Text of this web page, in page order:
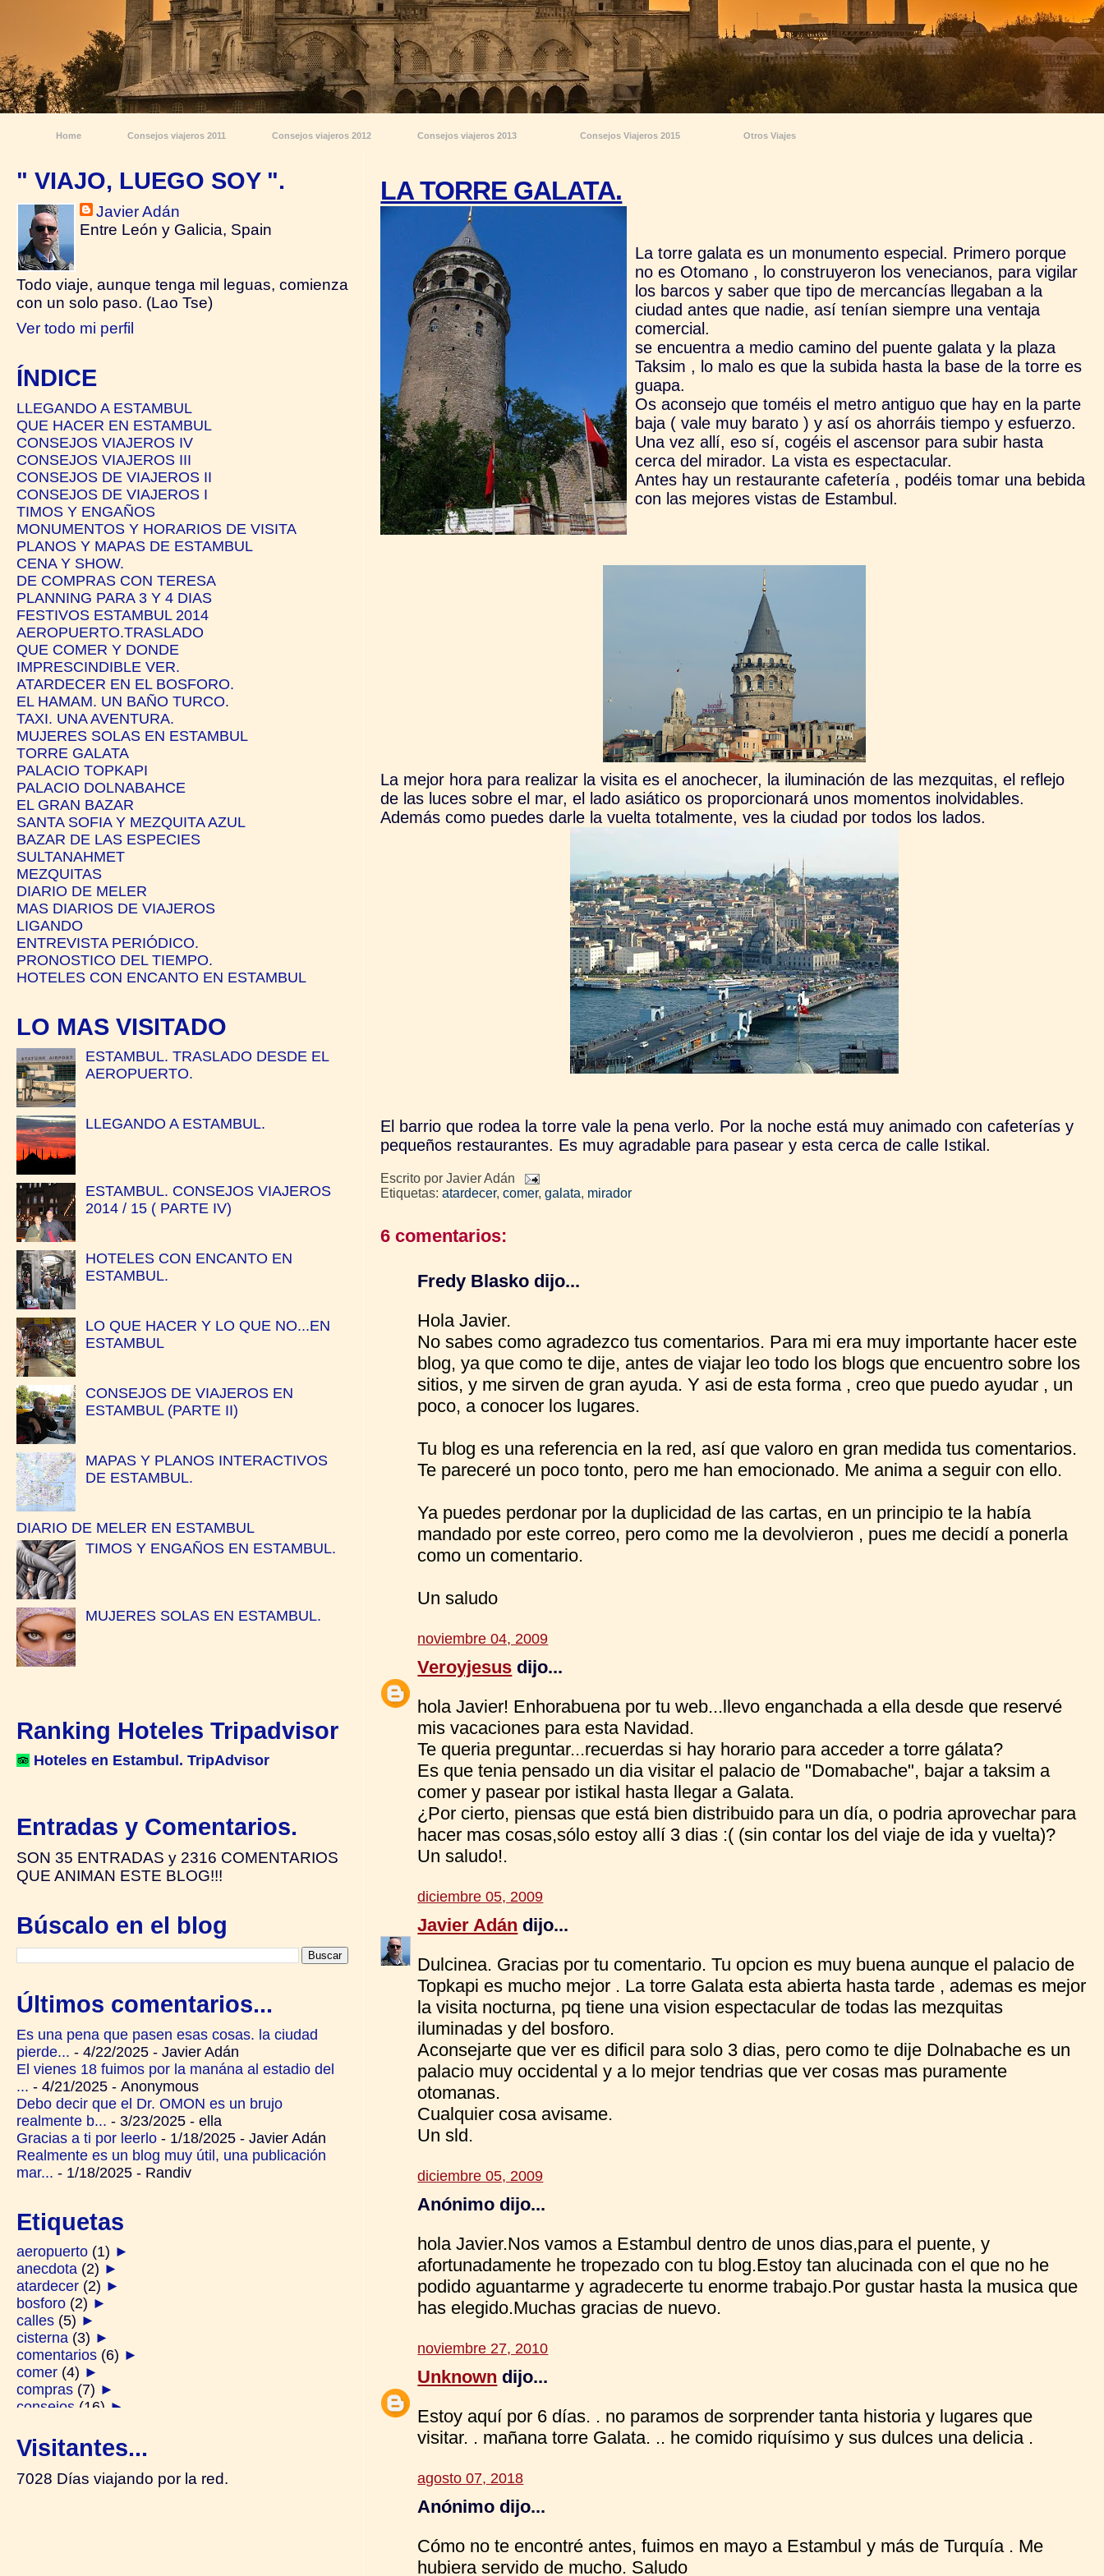
Home Consejos viajeros 2011 Consejos viajeros 2012 Consejos viajeros 2013 Consejos Viajeros 2015 Otros Viajes
LA TORRE GALATA.
La torre galata es un monumento especial. Primero porque
no es Otomano , lo construyeron los venecianos, para vigilar
los barcos y saber que tipo de mercancías llegaban a la
ciudad antes que nadie, así tenían siempre una ventaja
comercial.
se encuentra a medio camino del puente galata y la plaza
Taksim , lo malo es que la subida hasta la base de la torre es
guapa.
Os aconsejo que toméis el metro antiguo que hay en la parte
baja ( vale muy barato ) y así os ahorráis tiempo y esfuerzo.
Una vez allí, eso sí, cogéis el ascensor para subir hasta
cerca del mirador. La vista es espectacular.
Antes hay un restaurante cafetería , podéis tomar una bebida
con las mejores vistas de Estambul.
La mejor hora para realizar la visita es el anochecer, la iluminación de las mezquitas, el reflejo
de las luces sobre el mar, el lado asiático os proporcionará unos momentos inolvidables.
Además como puedes darle la vuelta totalmente, ves la ciudad por todos los lados.
El barrio que rodea la torre vale la pena verlo. Por la noche está muy animado con cafeterías y
pequeños restaurantes. Es muy agradable para pasear y esta cerca de calle Istikal.
Escrito porJavier Adán
Etiquetas:atardecer,comer,galata, mirador
6 comentarios:
Fredy Blasko dijo...
Hola Javier.
No sabes como agradezco tus comentarios. Para mi era muy importante hacer este
blog, ya que como te dije, antes de viajar leo todo los blogs que encuentro sobre los
sitios, y me sirven de gran ayuda. Y asi de esta forma , creo que puedo ayudar , un
poco, a conocer los lugares.
Tu blog es una referencia en la red, así que valoro en gran medida tus comentarios.
Te pareceré un poco tonto, pero me han emocionado. Me anima a seguir con ello.
Ya puedes perdonar por la duplicidad de las cartas, en un principio te la había
mandado por este correo, pero como me la devolvieron , pues me decidí a ponerla
como un comentario.
Un saludo
noviembre 04, 2009
Veroyjesus dijo...
hola Javier! Enhorabuena por tu web...llevo enganchada a ella desde que reservé
mis vacaciones para esta Navidad.
Te queria preguntar...recuerdas si hay horario para acceder a torre gálata?
Es que tenia pensado un dia visitar el palacio de "Domabache", bajar a taksim a
comer y pasear por istikal hasta llegar a Galata.
¿Por cierto, piensas que está bien distribuido para un día, o podria aprovechar para
hacer mas cosas,sólo estoy allí 3 dias :( (sin contar los del viaje de ida y vuelta)?
Un saludo!.
diciembre 05, 2009
Javier Adán dijo...
Dulcinea. Gracias por tu comentario. Tu opcion es muy buena aunque el palacio de
Topkapi es mucho mejor . La torre Galata esta abierta hasta tarde , ademas es mejor
la visita nocturna, pq tiene una vision espectacular de todas las mezquitas
iluminadas y del bosforo.
Aconsejarte que ver es dificil para solo 3 dias, pero como te dije Dolnabache es un
palacio muy occidental y a lo mejor tendrias que ver cosas mas puramente
otomanas.
Cualquier cosa avisame.
Un sld.
diciembre 05, 2009
Anónimo dijo...
hola Javier.Nos vamos a Estambul dentro de unos dias,para el puente, y
afortunadamente he tropezado con tu blog.Estoy tan alucinada con el que no he
podido aguantarme y agradecerte tu enorme trabajo.Por gustar hasta la musica que
has elegido.Muchas gracias de nuevo.
noviembre 27, 2010
Unknown dijo...
Estoy aquí por 6 días. . no paramos de sorprender tanta historia y lugares que
visitar. . mañana torre Galata. .. he comido riquísimo y sus dulces una delicia .
agosto 07, 2018
Anónimo dijo...
Cómo no te encontré antes, fuimos en mayo a Estambul y más de Turquía . Me
hubiera servido de mucho. Saludo
" VIAJO, LUEGO SOY ".
Javier Adán
Entre León y Galicia, Spain
Todo viaje, aunque tenga mil leguas, comienza
con un solo paso. (Lao Tse)
Ver todo mi perfil
ÍNDICE
LLEGANDO A ESTAMBUL
QUE HACER EN ESTAMBUL
CONSEJOS VIAJEROS IV
CONSEJOS VIAJEROS III
CONSEJOS DE VIAJEROS II
CONSEJOS DE VIAJEROS I
TIMOS Y ENGAÑOS
MONUMENTOS Y HORARIOS DE VISITA
PLANOS Y MAPAS DE ESTAMBUL
CENA Y SHOW.
DE COMPRAS CON TERESA
PLANNING PARA 3 Y 4 DIAS
FESTIVOS ESTAMBUL 2014
AEROPUERTO.TRASLADO
QUE COMER Y DONDE
IMPRESCINDIBLE VER.
ATARDECER EN EL BOSFORO.
EL HAMAM. UN BAÑO TURCO.
TAXI. UNA AVENTURA.
MUJERES SOLAS EN ESTAMBUL
TORRE GALATA
PALACIO TOPKAPI
PALACIO DOLNABAHCE
EL GRAN BAZAR
SANTA SOFIA Y MEZQUITA AZUL
BAZAR DE LAS ESPECIES
SULTANAHMET
MEZQUITAS
DIARIO DE MELER
MAS DIARIOS DE VIAJEROS
LIGANDO
ENTREVISTA PERIÓDICO.
PRONOSTICO DEL TIEMPO.
HOTELES CON ENCANTO EN ESTAMBUL
LO MAS VISITADO
ESTAMBUL. TRASLADO DESDE EL
AEROPUERTO.
LLEGANDO A ESTAMBUL.
ESTAMBUL. CONSEJOS VIAJEROS
2014 / 15 ( PARTE IV)
HOTELES CON ENCANTO EN
ESTAMBUL.
LO QUE HACER Y LO QUE NO...EN
ESTAMBUL
CONSEJOS DE VIAJEROS EN
ESTAMBUL (PARTE II)
MAPAS Y PLANOS INTERACTIVOS
DE ESTAMBUL.
DIARIO DE MELER EN ESTAMBUL
TIMOS Y ENGAÑOS EN ESTAMBUL.
MUJERES SOLAS EN ESTAMBUL.
Ranking Hoteles Tripadvisor
Hoteles en Estambul. TripAdvisor
Entradas y Comentarios.
SON 35 ENTRADAS y 2316 COMENTARIOS
QUE ANIMAN ESTE BLOG!!!
Búscalo en el blog
Últimos comentarios...
Es una pena que pasen esas cosas. la ciudad
pierde... - 4/22/2025 - Javier Adán
El vienes 18 fuimos por la manána al estadio del
... - 4/21/2025 - Anonymous
Debo decir que el Dr. OMON es un brujo
realmente b... - 3/23/2025 - ella
Gracias a ti por leerlo - 1/18/2025 - Javier Adán
Realmente es un blog muy útil, una publicación
mar... - 1/18/2025 - Randiv
Etiquetas
aeropuerto (1) ►
anecdota (2) ►
atardecer (2) ►
bosforo (2) ►
calles (5) ►
cisterna (3) ►
comentarios (6) ►
comer (4) ►
compras (7) ►
consejos (16) ►
diarios (2) ►
ferry (2) ►
festivos (1) ►
Visitantes...
7028 Días viajando por la red.